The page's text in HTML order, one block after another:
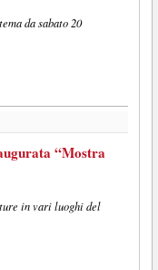
da sabato 20
“Mostra
in vari luoghi del